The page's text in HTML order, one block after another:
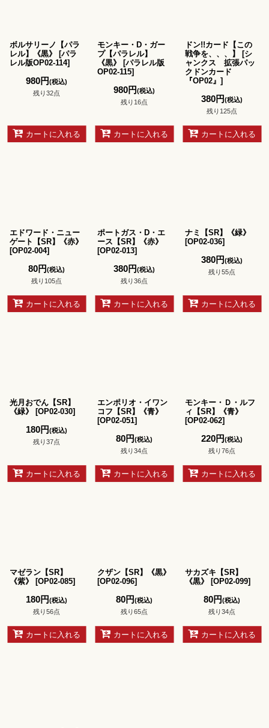
ボルサリーノ【パラ
レル】《黒》
[パラ
レル版OP02-114]
980円(税込)
残り32点
カートに入れる
モンキー・D・ガー
プ【パラレル】
《黒》
[パラレル版
OP02-115]
980円(税込)
残り16点
カートに入れる
ドン!!カード【この
戦争を、、、】
[シ
ャンクス 拡張パッ
クドンカード
『OP02』 ]
380円(税込)
残り125点
カートに入れる
エドワード・ニュー
ゲート【SR】《赤》
[OP02-004]
80円(税込)
残り105点
カートに入れる
ポートガス・D・エ
ース【SR】《赤》
[OP02-013]
380円(税込)
残り36点
カートに入れる
ナミ【SR】《緑》
[OP02-036]
380円(税込)
残り55点
カートに入れる
光月おでん【SR】
《緑》
[OP02-030]
180円(税込)
残り37点
カートに入れる
エンポリオ・イワン
コフ【SR】《青》
[OP02-051]
80円(税込)
残り34点
カートに入れる
モンキー・Ｄ・ルフ
ィ【SR】《青》
[OP02-062]
220円(税込)
残り76点
カートに入れる
マゼラン【SR】
《紫》
[OP02-085]
180円(税込)
残り56点
カートに入れる
クザン【SR】《黒》
[OP02-096]
80円(税込)
残り65点
カートに入れる
サカズキ【SR】
《黒》
[OP02-099]
80円(税込)
残り34点
カートに入れる